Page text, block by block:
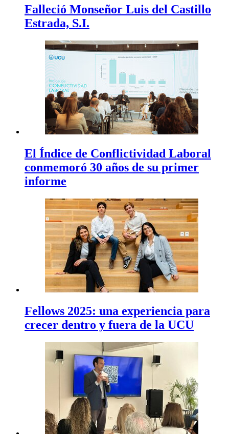
Falleció Monseñor Luis del Castillo
Estrada, S.I.
El Índice de Conflictividad Laboral
conmemoró 30 años de su primer
informe
Fellows 2025: una experiencia para
crecer dentro y fuera de la UCU